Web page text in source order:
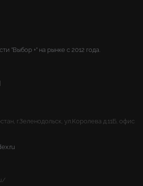
"Выбор +" на рынке с 2012 года.
г.Зеленодольск, ул.Королева д.11Б, офис